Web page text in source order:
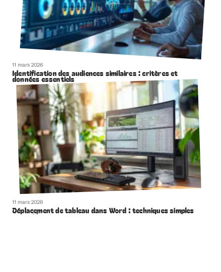
11 mars 2026
Identification des audiences similaires : critères et
données essentiels
11 mars 2026
Déplacement de tableau dans Word : techniques simples
et rapides